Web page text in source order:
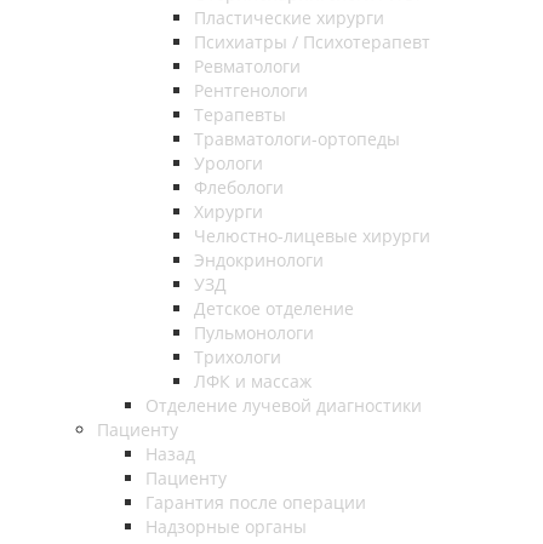
Пластические хирурги
Психиатры / Психотерапевт
Ревматологи
Рентгенологи
Терапевты
Травматологи-ортопеды
Урологи
Флебологи
Хирурги
Челюстно-лицевые хирурги
Эндокринологи
УЗД
Детское отделение
Пульмонологи
Трихологи
ЛФК и массаж
Отделение лучевой диагностики
Пациенту
Назад
Пациенту
Гарантия после операции
Надзорные органы